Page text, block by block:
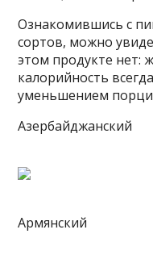
Ознакомившись с
сортов, можно
этом продукте нет:
калорийность
уменьшением
Азербайджанский
Армянский